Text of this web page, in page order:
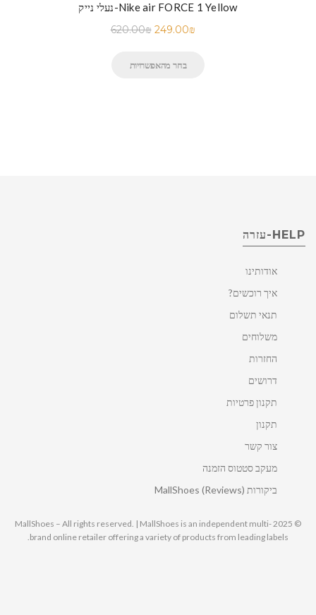
נעלי נייק-Nike air FORCE 1 Yellow
620.00₪ 249.00₪
בחר מהאפשרויות
HELP-עזרה
אודותינו
איך רוכשים?
תנאי תשלום
משלוחים
החזרות
דרושים
תקנון פרטיות
תקנון
צור קשר
מעקב סטטוס הזמנה
ביקורות MallShoes (Reviews)
© 2025 MallShoes – All rights reserved. | MallShoes is an independent multi-
brand online retailer offering a variety of products from leading labels.